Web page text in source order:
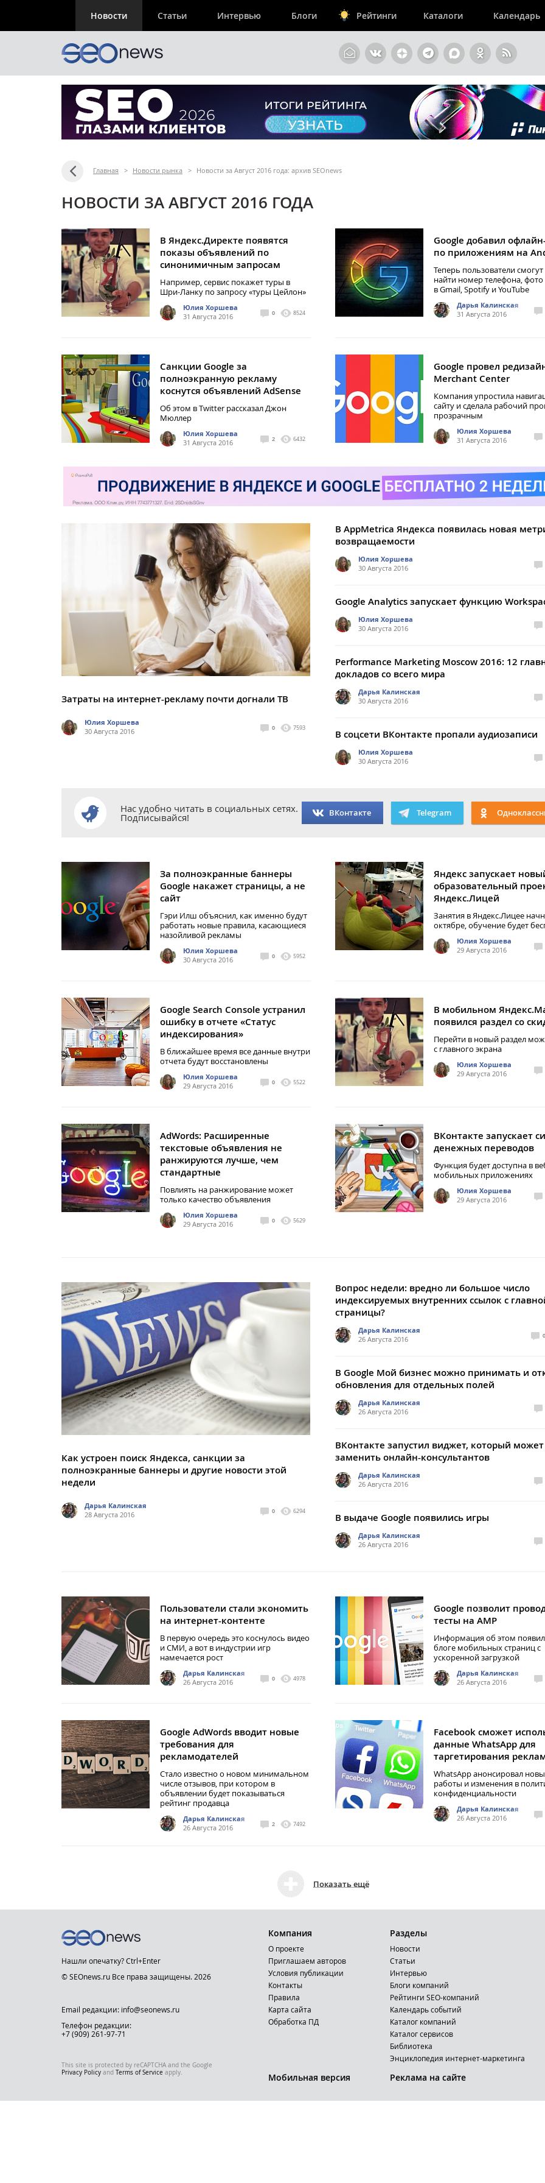
Новости Статьи Интервью Блоги Рейтинги Каталоги Календарь
Главная > Новости рынка > Новости за Август 2016 года: архив SEOnews
НОВОСТИ ЗА АВГУСТ 2016 ГОДА
В Яндекс.Директе появятся
показы объявлений по
синонимичным запросам
Например, сервис покажет туры в
Шри-Ланку по запросу «туры Цейлон»
Юлия Хоршева
31 Августа 2016
0 8524
Google добавил
по приложениям на
Теперь пользователи
найти номер телефона, фото
в Gmail, Spotify и YouTube
Дарья Калинская
31 Августа 2016
Санкции Google за
полноэкранную рекламу
коснутся объявлений AdSense
Об этом в Twitter рассказал Джон
Мюллер
Юлия Хоршева
31 Августа 2016
2 6432
Google провел
Merchant Center
Компания упростила
сайту и сделала рабочий
прозрачным
Юлия Хоршева
31 Августа 2016
Затраты на интернет-рекламу почти догнали ТВ
Юлия Хоршева
30 Августа 2016
0 7593
В AppMetrica Яндекса появилась новая
возвращаемости
Юлия Хоршева
30 Августа 2016
Google Analytics запускает функцию
Юлия Хоршева
30 Августа 2016
Performance Marketing Moscow 2016: 12
докладов со всего мира
Дарья Калинская
30 Августа 2016
В соцсети ВКонтакте пропали аудиозаписи
Юлия Хоршева
30 Августа 2016
Нас удобно читать в социальных сетях.
Подписывайся! ВКонтакте Telegram
За полноэкранные баннеры
Google накажет страницы, а не
сайт
Гэри Илш объяснил, как именно будут
работать новые правила, касающиеся
назойливой рекламы
Юлия Хоршева
30 Августа 2016
0 5952
Яндекс запускает
образовательный
Яндекс.Лицей
Занятия в Яндекс.Лицее
октябре, обучение будет
Юлия Хоршева
29 Августа 2016
Google Search Console устранил
ошибку в отчете «Статус
индексирования»
В ближайшее время все данные внутри
отчета будут восстановлены
Юлия Хоршева
29 Августа 2016
0 5522
В мобильном
появился раздел со
Перейти в новый раздел
с главного экрана
Юлия Хоршева
29 Августа 2016
AdWords: Расширенные
текстовые объявления не
ранжируются лучше, чем
стандартные
Повлиять на ранжирование может
только качество объявления
Юлия Хоршева
29 Августа 2016
0 5629
ВКонтакте запускает
денежных переводов
Функция будет доступна в
мобильных приложениях
Юлия Хоршева
29 Августа 2016
Как устроен поиск Яндекса, санкции за
полноэкранные баннеры и другие новости этой
недели
Дарья Калинская
28 Августа 2016
0 6294
Вопрос недели: вредно ли большое число
индексируемых внутренних ссылок с
страницы?
Дарья Калинская
26 Августа 2016
0
В Google Мой бизнес можно принимать и
обновления для отдельных полей
Дарья Калинская
26 Августа 2016
ВКонтакте запустил виджет, который может
заменить онлайн-консультантов
Дарья Калинская
26 Августа 2016
В выдаче Google появились игры
Дарья Калинская
26 Августа 2016
Пользователи стали экономить
на интернет-контенте
В первую очередь это коснулось видео
и СМИ, а вот в индустрии игр
намечается рост
Дарья Калинская
26 Августа 2016
0 4978
Google позволит
тесты на AMP
Информация об этом
блоге мобильных страниц с
ускоренной загрузкой
Дарья Калинская
26 Августа 2016
Google AdWords вводит новые
требования для
рекламодателей
Стало известно о новом минимальном
числе отзывов, при котором в
объявлении будет показываться
рейтинг продавца
Дарья Калинская
26 Августа 2016
2 7492
Facebook сможет
данные WhatsApp для
таргетирования
WhatsApp анонсировал
работы и изменения в
конфиденциальности
Дарья Калинская
26 Августа 2016
Показать ещё
Нашли опечатку? Ctrl+Enter
© SEOnews.ru Все права защищены. 2026
Email редакции: info@seonews.ru
Телефон редакции:
+7 (909) 261-97-71
This site is protected by reCAPTCHA and the Google
Privacy Policy and Terms of Service apply.
Компания
О проекте
Приглашаем авторов
Условия публикации
Контакты
Правила
Карта сайта
Обработка ПД
Мобильная версия
Разделы
Новости
Статьи
Интервью
Блоги компаний
Рейтинги SEO-компаний
Календарь событий
Каталог компаний
Каталог сервисов
Библиотека
Энциклопедия интернет-маркетинга
Реклама на сайте